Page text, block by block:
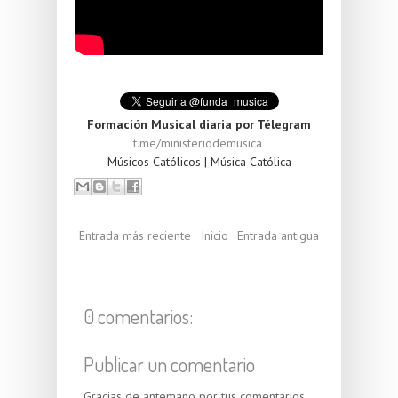
Formación Musical diaria por Télegram
t.me/ministeriodemusica
Músicos Católicos | Música Católica
Entrada más reciente Entrada antigua
Inicio
0 comentarios:
Publicar un comentario